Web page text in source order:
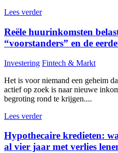
Lees verder
Reële huurinkomsten
“voorstanders” en de
Investering Fintech & Markt
Het is voor niemand een geheim
actief op zoek is naar nieuwe
begroting rond te krijgen....
Lees verder
Hypothecaire kredieten:
al vier jaar met verlies